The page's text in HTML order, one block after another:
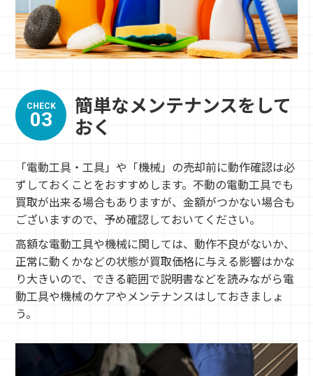
CHECK
03
簡単なメンテナンスをして
おく
「電動工具・工具」や「機械」の売却前に動作確認は必
ずしておくことをおすすめします。不動の電動工具でも
買取が出来る場合もありますが、金額がつかない場合も
ございますので、予め確認しておいてください。
高額な電動工具や機械に関しては、動作不良がないか、
正常に動くかなどの状態が買取価格に与える影響はかな
り大きいので、できる範囲で説明書などを読みながら電
動工具や機械のケアやメンテナンスはしておきましょ
う。